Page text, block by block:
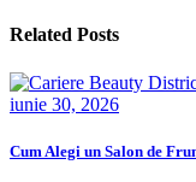
Related Posts
iunie 30, 2026
Cum Alegi un Salon de